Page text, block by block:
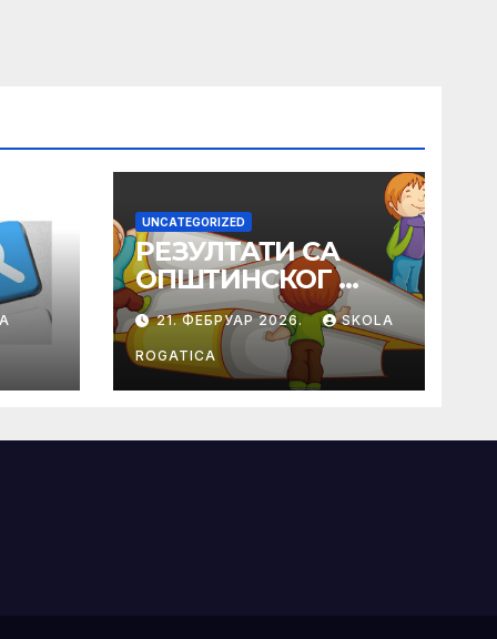
UNCATEGORIZED
РЕЗУЛТАТИ СА
ОПШТИНСКОГ
ТАКМИЧЕЊА ИЗ
ПРАВОСЛАВНЕ
ВЈЕРОНАУКЕ
21. ФЕБРУАР 2026. SKOLA
ROGATICA